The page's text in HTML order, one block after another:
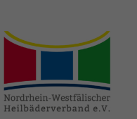
heilbaeder.de